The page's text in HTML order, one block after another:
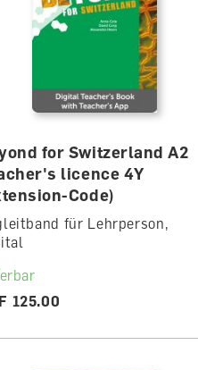
for Switzerland A2
licence 4Y
Code)
für Lehrperson,
125.00